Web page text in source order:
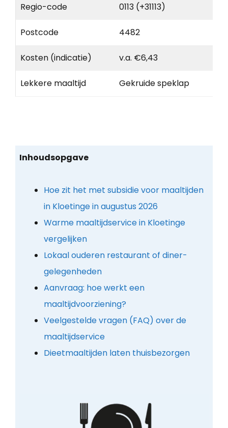
Regio-code 0113 (+31113)
Postcode 4482
Kosten (indicatie) v.a. €6,43
Lekkere maaltijd Gekruide speklap
Inhoudsopgave
Hoe zit het met subsidie voor maaltijden
in Kloetinge in augustus 2026
Warme maaltijdservice in Kloetinge
vergelijken
Lokaal ouderen restaurant of diner-
gelegenheden
Aanvraag: hoe werkt een
maaltijdvoorziening?
Veelgestelde vragen (FAQ) over de
maaltijdservice
Dieetmaaltijden laten thuisbezorgen